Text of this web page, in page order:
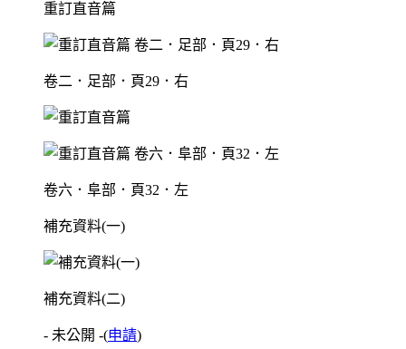
重訂直音篇
卷二．足部．頁29．右
卷六．阜部．頁32．左
補充資料(一)
補充資料(二)
- 未公開 -(申請)